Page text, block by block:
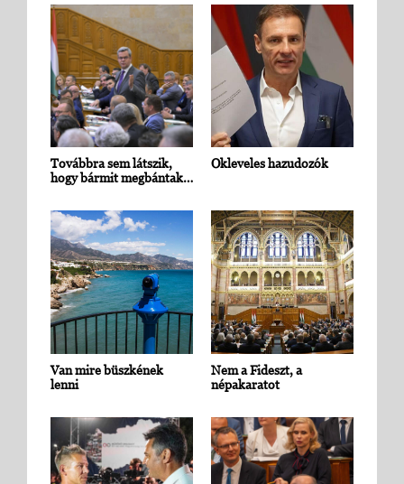
Továbbra sem látszik,
hogy bármit megbántak…
Okleveles hazudozók
Van mire büszkének
lenni
Nem a Fideszt, a
népakaratot